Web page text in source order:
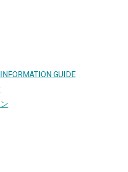
GUIDE